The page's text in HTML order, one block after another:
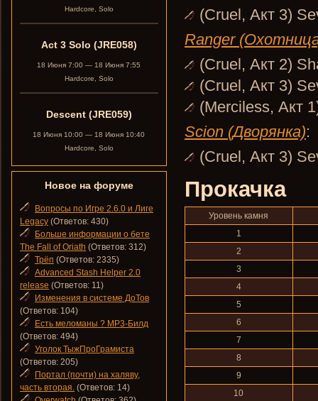
(Cruel, Акт 3)
Ranger
(Cruel, Акт 2)
(Cruel, Акт 3)
(Merciless, Акт
Scion (Дворянка):
(Cruel, Акт 3)
Прокачка
Уровень камня
1
2
3
4
5
6
7
8
9
10
Hardcore, Solo
Act 3 Solo (JRE058)
18 Июня 7:00 — 18 Июня 7:55
Hardcore, Solo
Descent (JRE059)
18 Июня 10:00 — 18 Июня 10:40
Hardcore, Solo
Новое на форуме
Вопросы по Игре 2.6.0 и Лиге
Legacy (Ответов: 430)
Больше информации о бете
The Fall of Oriath (Ответов: 312)
Трёп (Ответов: 2335)
Advanced Stash Helper 2.0
release (Ответов: 11)
Изменения в системе ДоТов
(Ответов: 104)
Есть меломаны ? MP3-Билд
(Ответов: 494)
Уголок ТыжПроГрамиста
(Ответов: 205)
Портал (почти) на халяву,
часть вторая. (Ответов: 14)